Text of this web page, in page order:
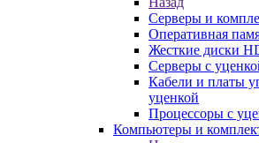
Серверы и
Оперативная
Жесткие диски
Серверы с
Кабели и платы
уценкой
Процессоры с
Компьютеры и